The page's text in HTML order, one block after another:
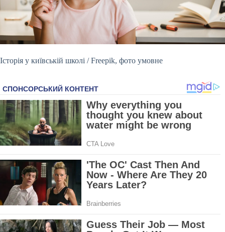
Історія у київській школі / Freepik, фото умовне